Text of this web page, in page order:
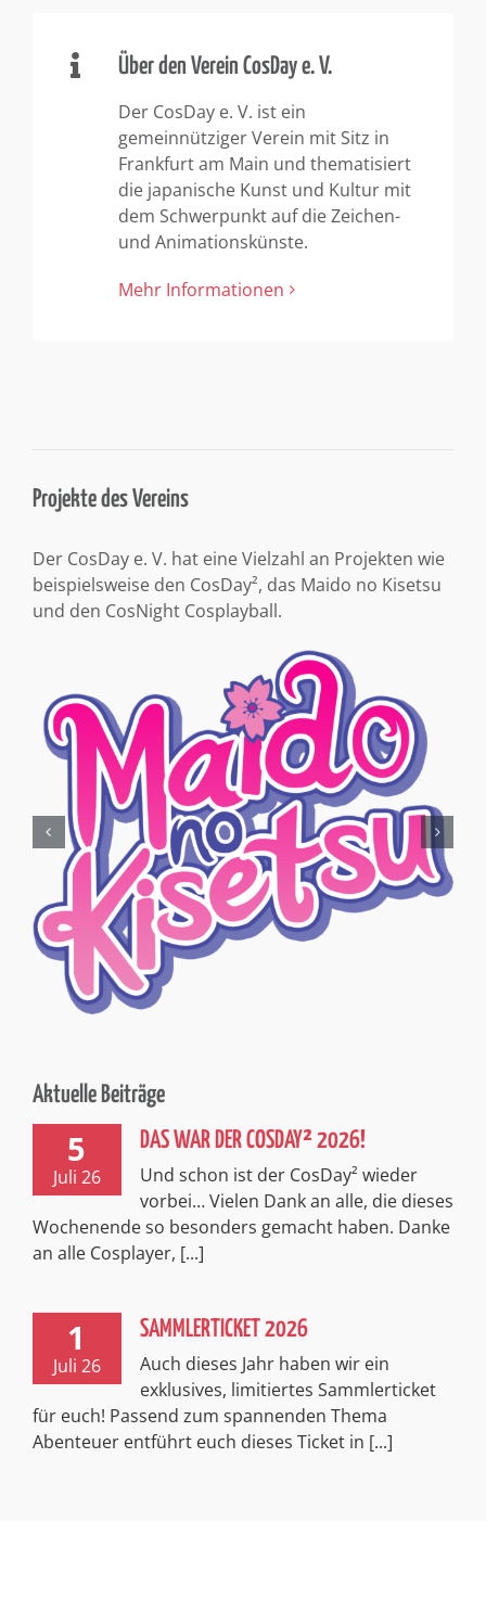
Über den Verein CosDay e. V.
Der CosDay e. V. ist ein
gemeinnütziger Verein mit Sitz in
Frankfurt am Main und thematisiert
die japanische Kunst und Kultur mit
dem Schwerpunkt auf die Zeichen-
und Animationskünste.
Mehr Informationen
Projekte des Vereins
Der CosDay e. V. hat eine Vielzahl an Projekten wie
beispielsweise den CosDay², das Maido no Kisetsu
und den CosNight Cosplayball.
Aktuelle Beiträge
5
Juli 26
DAS WAR DER COSDAY² 2026!
Und schon ist der CosDay² wieder
vorbei… Vielen Dank an alle, die dieses
Wochenende so besonders gemacht haben. Danke
an alle Cosplayer, [...]
1
Juli 26
SAMMLERTICKET 2026
Auch dieses Jahr haben wir ein
exklusives, limitiertes Sammlerticket
für euch! Passend zum spannenden Thema
Abenteuer entführt euch dieses Ticket in [...]